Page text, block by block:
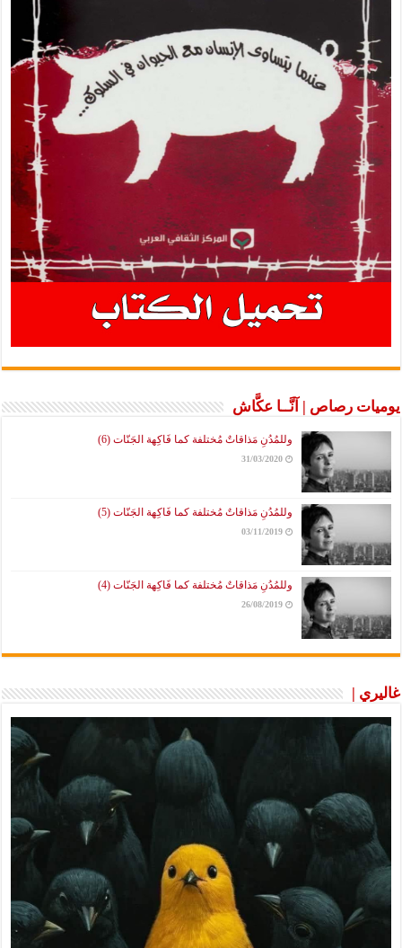
يوميات رصاص | آنَّــا عكَّاش
وللمُدُنِ مَذاقاتٌ مُختلفة كما فَاكِهة الجَنّات (6)
31/03/2020
وللمُدُنِ مَذاقاتٌ مُختلفة كما فَاكِهة الجَنّات (5)
03/11/2019
وللمُدُنِ مَذاقاتٌ مُختلفة كما فَاكِهة الجَنّات (4)
26/08/2019
غاليري |